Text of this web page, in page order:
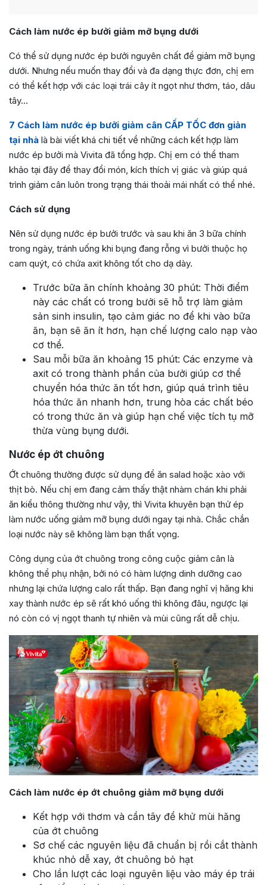
Cách làm nước ép bưởi giảm mỡ bụng dưới
Có thể sử dụng nước ép bưởi nguyên chất để giảm mỡ bụng
dưới. Nhưng nếu muốn thay đổi và đa dạng thực đơn, chị em
có thể kết hợp với các loại trái cây ít ngọt như thơm, táo, dâu
tây…
7 Cách làm nước ép bưởi giảm cân CẤP TỐC đơn giản
tại nhà là bài viết khá chi tiết về những cách kết hợp làm
nước ép bưởi mà Vivita đã tổng hợp. Chị em có thể tham
khảo tại đây để thay đổi món, kích thích vị giác và giúp quá
trình giảm cân luôn trong trạng thái thoải mái nhất có thể nhé.
Cách sử dụng
Nên sử dụng nước ép bưởi trước và sau khi ăn 3 bữa chính
trong ngày, tránh uống khi bụng đang rỗng vì bưởi thuộc họ
cam quýt, có chứa axit không tốt cho dạ dày.
Trước bữa ăn chính khoảng 30 phút: Thời điểm
này các chất có trong bưởi sẽ hỗ trợ làm giảm
sản sinh insulin, tạo cảm giác no để khi vào bữa
ăn, bạn sẽ ăn ít hơn, hạn chế lượng calo nạp vào
cơ thể.
Sau mỗi bữa ăn khoảng 15 phút: Các enzyme và
axit có trong thành phần của bưởi giúp cơ thể
chuyển hóa thức ăn tốt hơn, giúp quá trình tiêu
hóa thức ăn nhanh hơn, trung hòa các chất béo
có trong thức ăn và giúp hạn chế việc tích tụ mỡ
thừa vùng bụng dưới.
Nước ép ớt chuông
Ớt chuông thường được sử dụng để ăn salad hoặc xào với
thịt bò. Nếu chị em đang cảm thấy thật nhàm chán khi phải
ăn kiểu thông thường như vậy, thì Vivita khuyên bạn thử ép
làm nước uống giảm mỡ bụng dưới ngay tại nhà. Chắc chắn
loại nước này sẽ không làm bạn thất vọng.
Công dụng của ớt chuông trong công cuộc giảm cân là
không thể phụ nhận, bởi nó có hàm lượng dinh dưỡng cao
nhưng lại chứa lượng calo rất thấp. Bạn đang nghĩ vị hăng khi
xay thành nước ép sẽ rất khó uống thì không đâu, ngược lại
nó còn có vị ngọt thanh tự nhiên và mùi cũng rất dễ chịu.
Cách làm nước ép ớt chuông giảm mỡ bụng dưới
Kết hợp với thơm và cần tây để khử mùi hăng
của ớt chuông
Sơ chế các nguyên liệu đã chuẩn bị rồi cắt thành
khúc nhỏ dễ xay, ớt chuông bỏ hạt
Cho lần lượt các loại nguyên liệu vào máy ép trái